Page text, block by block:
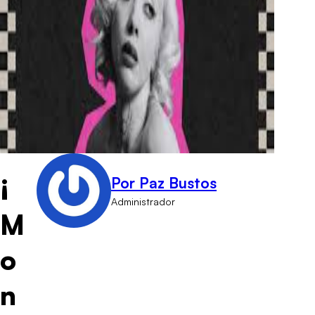
¡
M
o
n
Por Paz Bustos
Administrador